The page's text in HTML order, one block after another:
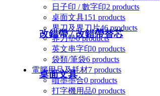
改錯帶 / 改錯帶替芯
桌面文具
日子印 / 數字印2 products
桌面文具151 products
界刀及界刀片46 products
界刀墊0 products
英文串字印0 products
袋類/筆袋6 products
電腦用品及耗材7 products
噴墨墨合0 products
打字機用品0 products